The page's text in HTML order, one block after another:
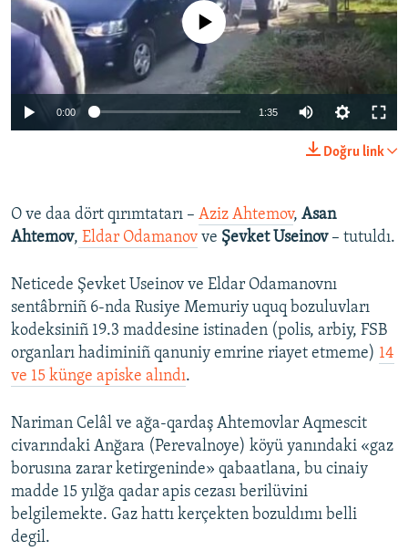
No media source currently available
0:00 1:35
Doğru link
O ve daa dört qırımtatarı – Aziz Ahtemov, Asan
Ahtemov, Eldar Odamanov ve Şevket Useinov – tutuldı.
Neticede Şevket Useinov ve Eldar Odamanovnı
sentâbrniñ 6-nda Rusiye Memuriy uquq bozuluvları
kodeksiniñ 19.3 maddesine istinaden (polis, arbiy, FSB
organları hadiminiñ qanuniy emrine riayet etmeme) 14
ve 15 künge apiske alındı.
Nariman Celâl ve ağa-qardaş Ahtemovlar Aqmescit
civarındaki Anğara (Perevalnoye) köyü yanındaki «gaz
borusına zarar ketirgeninde» qabaatlana, bu cinaiy
madde 15 yılğa qadar apis cezası berilüvini
belgilemekte. Gaz hattı kerçekten bozuldımı belli
degil.